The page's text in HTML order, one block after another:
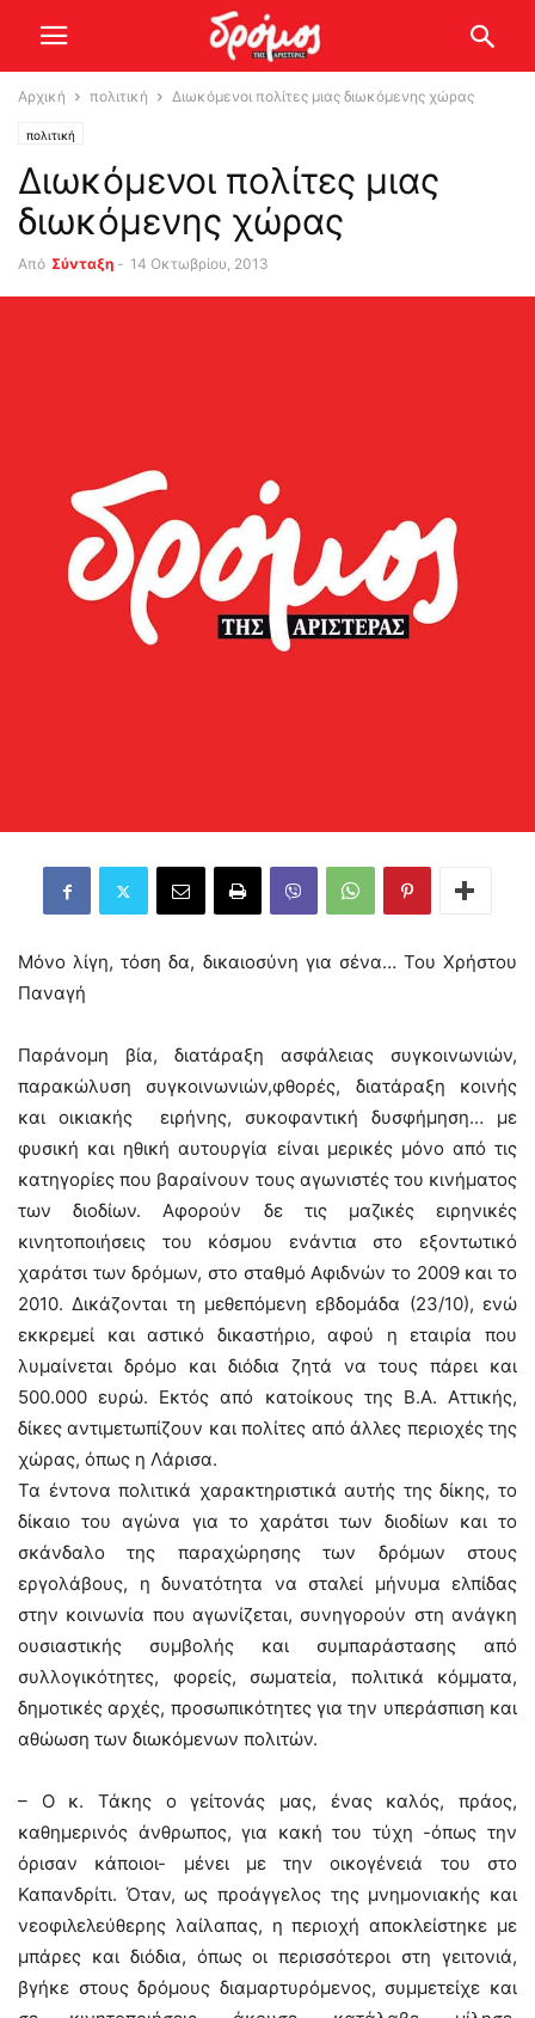
Αρχική πολιτική Διωκόμενοι πολίτες μιας διωκόμενης χώρας
πολιτική
Διωκόμενοι πολίτες μιας
διωκόμενης χώρας
Από Σύνταξη - 14 Οκτωβρίου, 2013
Μόνο λίγη, τόση δα, δικαιοσύνη για σένα… Του Χρήστου
Παναγή
Παράνομη βία, διατάραξη ασφάλειας συγκοινωνιών,
παρακώλυση συγκοινωνιών,φθορές, διατάραξη κοινής
και οικιακής ειρήνης, συκοφαντική δυσφήμηση… με
φυσική και ηθική αυτουργία είναι μερικές μόνο από τις
κατηγορίες που βαραίνουν τους αγωνιστές του κινήματος
των διοδίων. Αφορούν δε τις μαζικές ειρηνικές
κινητοποιήσεις του κόσμου ενάντια στο εξοντωτικό
χαράτσι των δρόμων, στο σταθμό Αφιδνών το 2009 και το
2010. Δικάζονται τη μεθεπόμενη εβδομάδα (23/10), ενώ
εκκρεμεί και αστικό δικαστήριο, αφού η εταιρία που
λυμαίνεται δρόμο και διόδια ζητά να τους πάρει και
500.000 ευρώ. Εκτός από κατοίκους της Β.Α. Αττικής,
δίκες αντιμετωπίζουν και πολίτες από άλλες περιοχές της
χώρας, όπως η Λάρισα.
Τα έντονα πολιτικά χαρακτηριστικά αυτής της δίκης, το
δίκαιο του αγώνα για το χαράτσι των διοδίων και το
σκάνδαλο της παραχώρησης των δρόμων στους
εργολάβους, η δυνατότητα να σταλεί μήνυμα ελπίδας
στην κοινωνία που αγωνίζεται, συνηγορούν στη ανάγκη
ουσιαστικής συμβολής και συμπαράστασης από
συλλογικότητες, φορείς, σωματεία, πολιτικά κόμματα,
δημοτικές αρχές, προσωπικότητες για την υπεράσπιση και
αθώωση των διωκόμενων πολιτών.
– Ο κ. Τάκης ο γείτονάς μας, ένας καλός, πράος,
καθημερινός άνθρωπος, για κακή του τύχη -όπως την
όρισαν κάποιοι- μένει με την οικογένειά του στο
Καπανδρίτι. Όταν, ως προάγγελος της μνημονιακής και
νεοφιλελεύθερης λαίλαπας, η περιοχή αποκλείστηκε με
μπάρες και διόδια, όπως οι περισσότεροι στη γειτονιά,
βγήκε στους δρόμους διαμαρτυρόμενος, συμμετείχε και